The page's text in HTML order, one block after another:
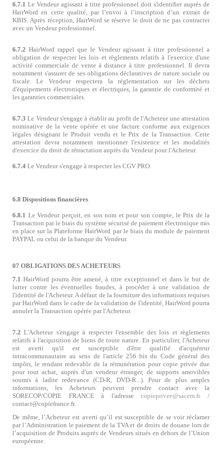
6.7.1 Le Vendeur agissant à titre professionnel doit s'identifier auprès de
HairWord en cette qualité, par l’envoi à l’inscription d’un extrait de
KBIS. Après réception, HairWord se réserve le droit de ne pas contracter
avec un Vendeur professionnel.
6.7.2 HairWord rappel que le Vendeur agissant à titre professionnel a
obligation de respecter les lois et règlements relatifs à l'exercice d'une
activité commerciale de vente à distance à titre professionnel. Il devra
notamment s'assurer de ses obligations déclaratives de nature sociale ou
fiscale. Le Vendeur respectera la réglementation sur les déchets
d'équipements électroniques et électriques, la garantie de conformité et
les garanties commerciales.
6.7.3 Le Vendeur s'engage à établir au profit de l'Acheteur une attestation
nominative de la vente opérée et une facture conforme aux exigences
légales désignant le Produit vendu et le Prix de la Transaction. Cette
attestation devra notamment mentionner l'existence et les modalités
d'exercice du droit de rétractation auprès du Vendeur pour l'Acheteur.
6.7.4 Le Vendeur s'engage à respecter les CGV PRO.
6.8 Dispositions financières
6.8.1 Le Vendeur perçoit, en son nom et pour son compte, le Prix de la
Transaction par le biais du système sécurisé de paiement électronique mis
en place sur la Plateforme HairWord par le biais du module de paiement
PAYPAL ou celui de la banque du Vendeur.
07 OBLIGATIONS DES ACHETEURS
7.1 HairWord pourra être amené, à titre exceptionnel et dans le but de
lutter contre les éventuelles fraudes, à procéder à une validation de
l'identité de l'Acheteur. A défaut de la fourniture des informations requises
par HairWord dans le cadre de la validation de l'identité, HairWord pourra
annuler la Transaction opérée par l'Acheteur.
7.2 L'Acheteur s'engage à respecter l'ensemble des lois et règlements
relatifs à l'acquisition de biens de toute nature. En particulier, l'Acheteur
est averti qu'il est susceptible d'être qualifié d'acquéreur
intracommunautaire au sens de l'article 256 bis du Code général des
impôts, le rendant redevable de la rémunération pour copie privée due
pour tout achat, auprès d'un vendeur étranger, de supports amovibles
soumis à ladite redevance (CD-R, DVD-R...). Pour de plus amples
informations, les Acheteurs peuvent prendre contact avec la
SORECOP/COPIE FRANCE à l'adressecopieprivee@sacem.fr /
contact@copiefrance.fr.
De même, l’Acheteur est averti qu’il est susceptible de se voir réclamer
par l’Administration le paiement de la TVA et de droits de douane lors de
l’acquisition de Produits auprès de Vendeurs situés en dehors de l’Union
européenne.